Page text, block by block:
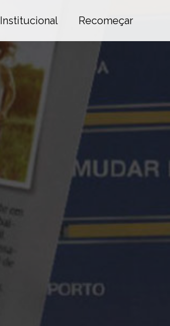
Institucional Recomeçar